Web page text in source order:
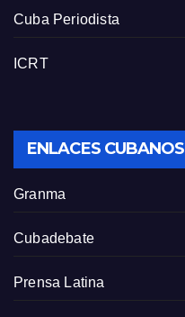
Cuba Periodista
ICRT
ENLACES CUBANOS
Granma
Cubadebate
Prensa Latina